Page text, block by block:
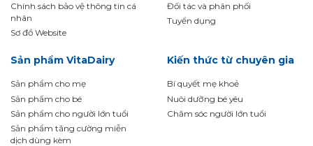
Chính sách bảo vệ thông tin cá
nhân
Sơ đồ Website
Đối tác và phân phối
Tuyển dụng
Sản phẩm VitaDairy
Sản phẩm cho mẹ
Sản phẩm cho bé
Sản phẩm cho người lớn tuổi
Sản phẩm tăng cường miễn
dịch dùng kèm
Kiến thức từ chuyên gia
Bí quyết mẹ khoẻ
Nuôi dưỡng bé yêu
Chăm sóc người lớn tuổi